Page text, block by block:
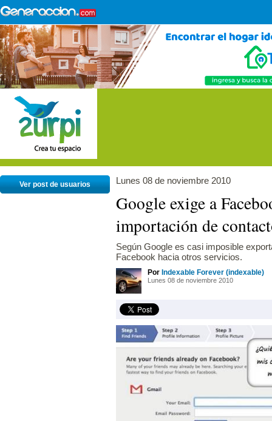
Ver post de usuarios Lunes 08 de noviembre 2010
Google exige a
importación de
Según Google es casi imposible
Facebook hacia otros servicios.
Por Indexable Forever (indexable)
Lunes 08 de noviembre 2010